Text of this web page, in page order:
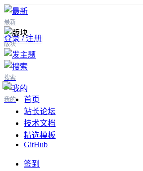
最新
版块
搜索
我的
登录 / 注册
首页
站长论坛
技术文档
精选模板
GitHub
签到